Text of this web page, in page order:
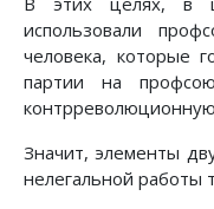
использовали
человека, которые
партии на
Значит, элементы
нелегальной работы